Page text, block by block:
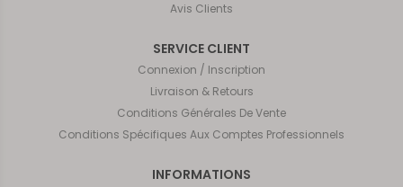
Avis Clients
SERVICE CLIENT
Connexion / Inscription
Livraison & Retours
Conditions Générales De Vente
Conditions Spécifiques Aux Comptes Professionnels
INFORMATIONS